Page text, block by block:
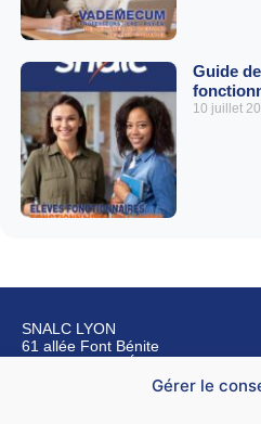
Gérer le
Guide
10 juillet
SNALC LYON
61 allée Font Bénite